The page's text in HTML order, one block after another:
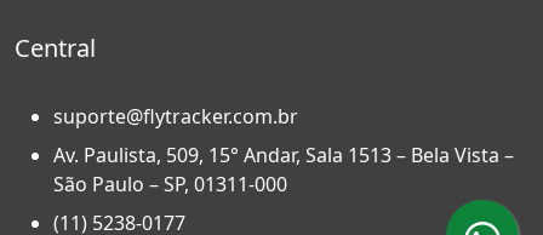
Central
suporte@flytracker.com.br
Av. Paulista, 509, 15° Andar, Sala 1513 – Bela Vista –
São Paulo – SP, 01311-000
(11) 5238-0177